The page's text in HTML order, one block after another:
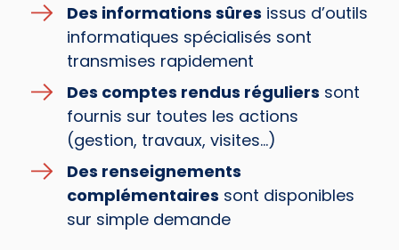
Des informations sûres issus d’outils
informatiques spécialisés sont
transmises rapidement
Des comptes rendus réguliers sont
fournis sur toutes les actions
(gestion, travaux, visites…)
Des renseignements
complémentaires sont disponibles
sur simple demande